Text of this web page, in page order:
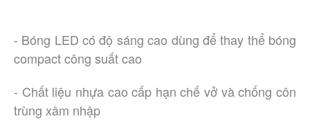
- Bóng LED có độ sáng cao dùng để thay thể bóng
compact công suất cao
- Chất liệu nhựa cao cấp hạn chế vở và chống côn
trùng xâm nhập